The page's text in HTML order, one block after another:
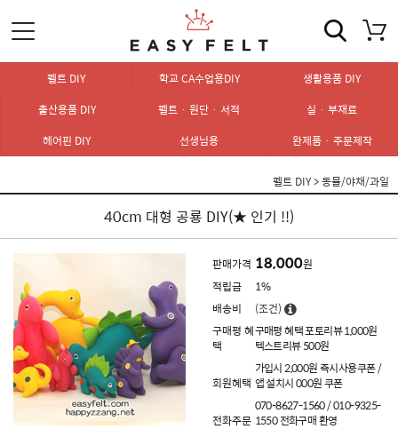
펠트 DIY 학교 CA수업용DIY
생활용품 DIY
출산용품 DIY
펠트 · 원단 · 서적
실 · 부재료
헤어핀 DIY
선생님용 완제품 · 주문제작
펠트 DIY>동물/야채/과일
40cm 대형 공룡 DIY(★ 인기 !!)
판매가격 18,000원
적립금
1%
배송비
(조건)
구매평 혜
택
구매평 혜택 포토리뷰 1,000원
텍스트리뷰 500원
회원혜택
가입시 2,000원 즉시사용쿠폰 /
앱 설치시 000원 쿠폰
전화주문
070-8627-1560 / 010-9325-
1550 전화구매 환영